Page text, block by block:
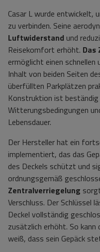
Casar L wurde entwickelt,
zu verbinden. Seine
Luftwiderstand und
Reisekomfort erhöht.
ermöglicht einen
Inhalt von beiden Seiten
überfüllten Parkplätzen
Konstruktion ist
Witterungsbedingungen
Lebensdauer.
Der Hersteller hat ein
implementiert, das das
des Deckels schützt und
ordnungsgemäß
Zentralverriegelung
Verschluss. Der Schlüssel
Deckel vollständig
zusätzlich erhöht. So kann
weiß, dass sein Gepäck